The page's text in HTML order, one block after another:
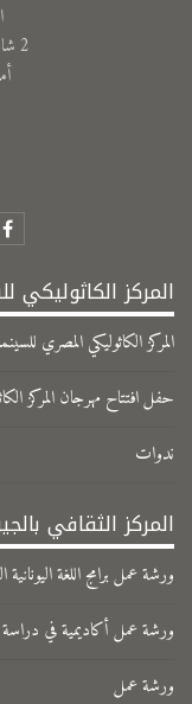
2 شارع محمد فريد، عابدين ، القاهرة
المركز الكاثوليكي
المركز الكاثوليكي المصري
حفل افتتاح مهرجان المركز
ندوات
المركز الثقافي
ورشة عمل برامج اللغة اليونانية
ورشة عمل أكاديمية في دراسة
ورشة عمل